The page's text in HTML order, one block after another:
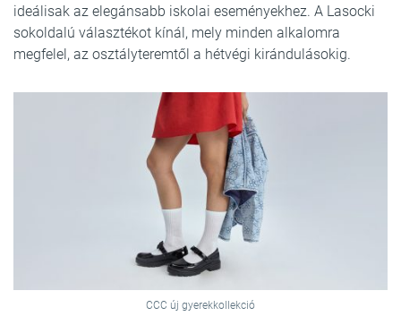
ideálisak az elegánsabb iskolai eseményekhez. A Lasocki
sokoldalú választékot kínál, mely minden alkalomra
megfelel, az osztályteremtől a hétvégi kirándulásokig.
CCC új gyerekkollekció